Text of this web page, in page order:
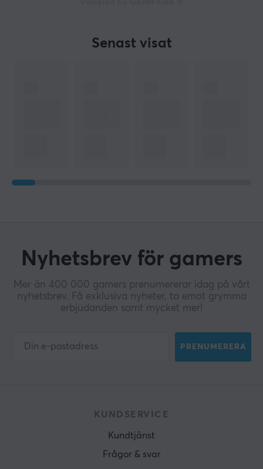
Senast visat
Nyhetsbrev för gamers
Mer än 400 000 gamers prenumererar idag på vårt
nyhetsbrev. Få exklusiva nyheter, ta emot grymma
erbjudanden samt mycket mer!
PRENUMERERA
KUNDSERVICE
Kundtjänst
Frågor & svar